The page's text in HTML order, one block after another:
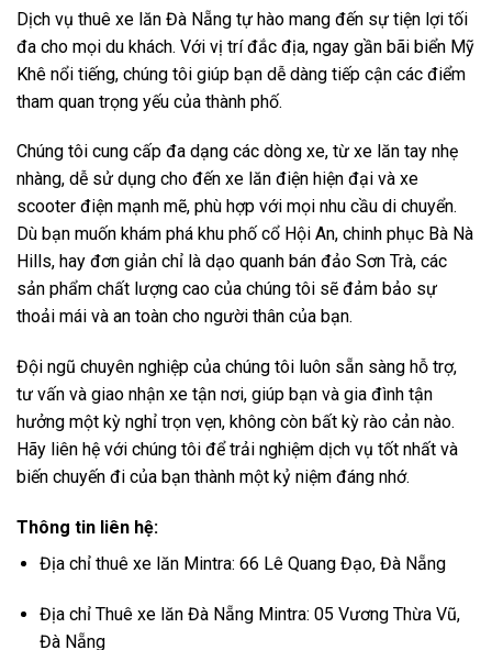
Dịch vụ thuê xe lăn Đà Nẵng tự hào mang đến sự tiện lợi tối
đa cho mọi du khách. Với vị trí đắc địa, ngay gần bãi biển Mỹ
Khê nổi tiếng, chúng tôi giúp bạn dễ dàng tiếp cận các điểm
tham quan trọng yếu của thành phố.
Chúng tôi cung cấp đa dạng các dòng xe, từ xe lăn tay nhẹ
nhàng, dễ sử dụng cho đến xe lăn điện hiện đại và xe
scooter điện mạnh mẽ, phù hợp với mọi nhu cầu di chuyển.
Dù bạn muốn khám phá khu phố cổ Hội An, chinh phục Bà Nà
Hills, hay đơn giản chỉ là dạo quanh bán đảo Sơn Trà, các
sản phẩm chất lượng cao của chúng tôi sẽ đảm bảo sự
thoải mái và an toàn cho người thân của bạn.
Đội ngũ chuyên nghiệp của chúng tôi luôn sẵn sàng hỗ trợ,
tư vấn và giao nhận xe tận nơi, giúp bạn và gia đình tận
hưởng một kỳ nghỉ trọn vẹn, không còn bất kỳ rào cản nào.
Hãy liên hệ với chúng tôi để trải nghiệm dịch vụ tốt nhất và
biến chuyến đi của bạn thành một kỷ niệm đáng nhớ.
Thông tin liên hệ:
Địa chỉ thuê xe lăn Mintra: 66 Lê Quang Đạo, Đà Nẵng
Địa chỉ Thuê xe lăn Đà Nẵng Mintra: 05 Vương Thừa Vũ,
Đà Nẵng